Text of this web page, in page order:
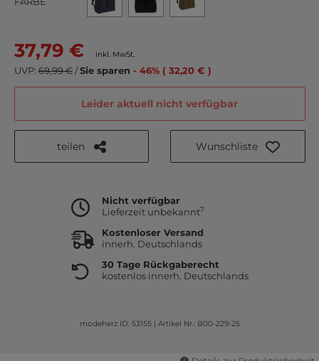
37,79 € inkl. MwSt.
UVP: 69,99 €/Sie sparen - 46% ( 32,20 € )
Leider aktuell nicht verfügbar
teilen Wunschliste
Nicht verfügbar
Lieferzeit unbekannt7
Kostenloser Versand
innerh. Deutschlands
30 Tage Rückgaberecht
kostenlos innerh. Deutschlands
modeherz ID: 53155| Artikel Nr.: B00-229-25